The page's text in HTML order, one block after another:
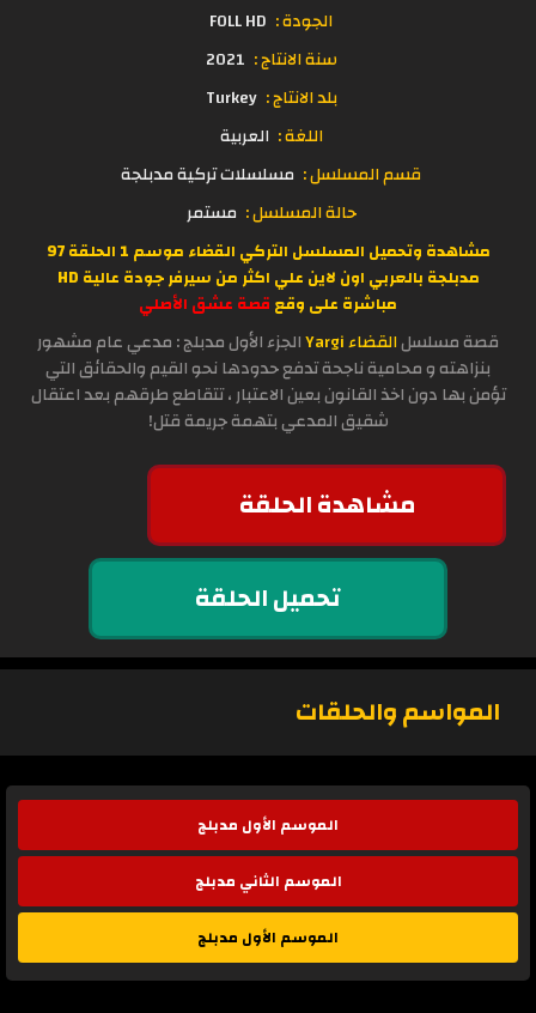
الجودة : FOLL HD
سنة الانتاج : 2021
بلد الانتاج : Turkey
اللغة : العربية
قسم المسلسل : مسلسلات تركية مدبلجة
حالة المسلسل : مستمر
مشاهدة وتحميل المسلسل التركي القضاء موسم 1 الحلقة 97
مدبلجة بالعربي اون لاين علي اكثر من سيرفر جودة عالية HD
مباشرة على وقع قصة عشق الأصلي
قصة مسلسلالقضاء Yargi
الجزء الأول مدبلج : مدعي عام مشهور
بنزاهته و محامية ناجحة تدفع حدودها نحو القيم والحقائق التي
تؤمن بها دون اخذ القانون بعين الاعتبار ، تتقاطع طرقهم بعد اعتقال
شقيق المدعي بتهمة جريمة قتل!
مشاهدة الحلقة
تحميل الحلقة
المواسم والحلقات
الموسم الأول مدبلج
الموسم الثاني مدبلج
الموسم الأول مدبلج